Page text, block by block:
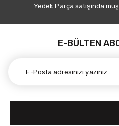
Yedek Parça satışında
E-BÜLTEN